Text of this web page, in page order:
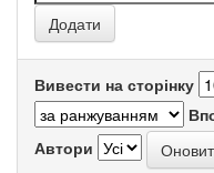
Вивести на сторінку
Автори